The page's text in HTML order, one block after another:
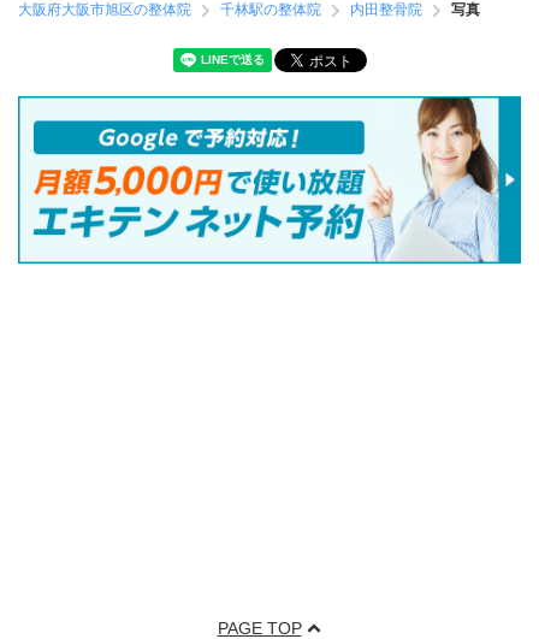
大阪府大阪市旭区の整体院
千林駅の整体院 内田整骨院 写真
PAGE TOP